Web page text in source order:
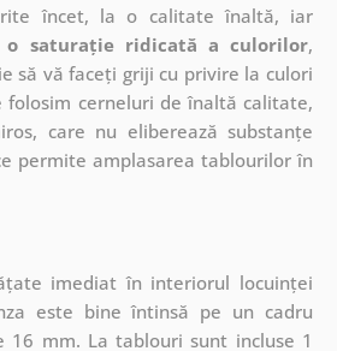
încet, la o calitate înaltă, iar
o saturație ridicată a culorilor,
să vă faceți griji cu privire la culori
folosim cerneluri de înaltă calitate,
care nu eliberează substanțe
permite amplasarea tablourilor în
imediat în interiorul locuinței
este bine întinsă pe un cadru
16 mm. La tablouri sunt incluse 1